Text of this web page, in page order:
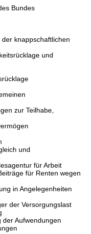
Bundes
knappschaftlichen
und
zur Teilhabe,
und
für Arbeit
für Renten wegen
in Angelegenheiten
der Versorgungslast
Aufwendungen